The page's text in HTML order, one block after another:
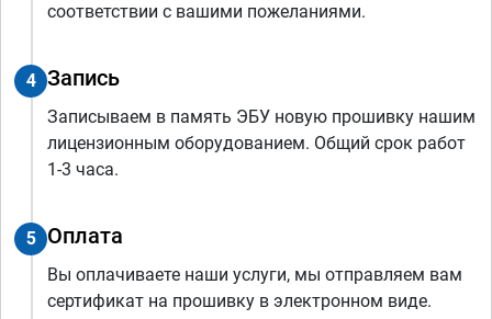
соответствии с вашими пожеланиями.
4 Запись
Записываем в память ЭБУ новую прошивку нашим
лицензионным оборудованием. Общий срок работ
1-3 часа.
5 Оплата
Вы оплачиваете наши услуги, мы отправляем вам
сертификат на прошивку в электронном виде.